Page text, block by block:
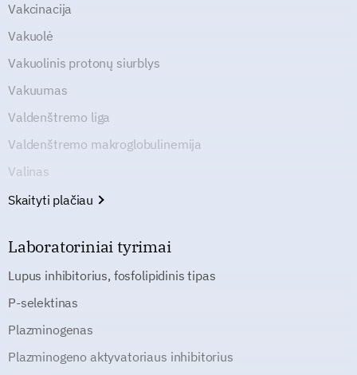
Vakcinacija
Vakuolė
Vakuolinis protonų siurblys
Vakuumas
Valdenštremo liga
Valdenštremo makroglobulinemija
Valinas
Skaityti plačiau
Laboratoriniai tyrimai
Lupus inhibitorius, fosfolipidinis tipas
P-selektinas
Plazminogenas
Plazminogeno aktyvatoriaus inhibitorius